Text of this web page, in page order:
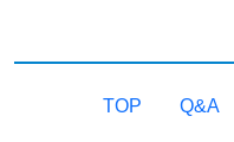
TOP Q&A